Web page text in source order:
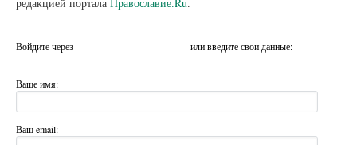
Войдите через или введите свои данные:
Ваше имя:
Ваш email: